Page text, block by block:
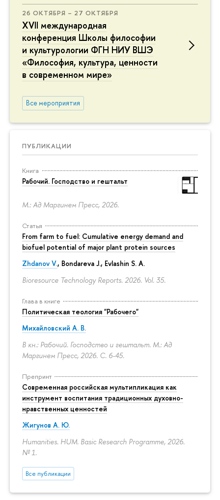
26 ОКТЯБРЯ – 27 ОКТЯБРЯ
XVII международная
конференция Школы философии
и культурологии ФГН НИУ ВШЭ
«Философия, культура, ценности
в современном мире»
Все мероприятия
ПУБЛИКАЦИИ
Книга
Рабочий. Господство и гештальт
М.: Ад Маргинем Пресс, 2026.
Статья
From farm to fuel: Cumulative energy demand and
biofuel potential of major plant protein sources
Zhdanov V., Bondareva J., Evlashin S. A.
Bioresource Technology Reports. 2026. Vol. 35.
Глава в книге
Политическая теология "Рабочего"
Михайловский А. В.
В кн.: Рабочий. Господство и гештальт. М.: Ад
Маргинем Пресс, 2026. С. 6-45.
Препринт
Современная российская мультипликация как
инструмент воспитания традиционных духовно-
нравственных ценностей
Жигунов А. Ю.
Humanities. HUM. Basic Research Programme, 2026.
№ 1.
Все публикации